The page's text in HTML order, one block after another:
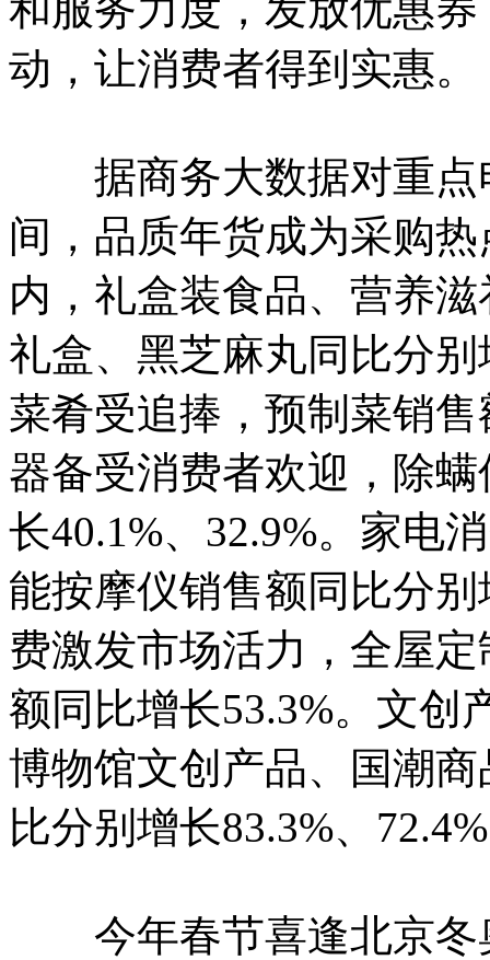
动，让消费者得到实惠。
据商务大数据对重点
间，品质年货成为采购
内，礼盒装食品、营养
礼盒、黑芝麻丸同比分别
菜肴受追捧，预制菜销
器备受消费者欢迎，除
长40.1%、32.9%。家电
能按摩仪销售额同比分
费激发市场活力，全屋
额同比增长53.3%。文创
博物馆文创产品、国潮
比分别增长83.3%、
今年春节喜逢北京冬